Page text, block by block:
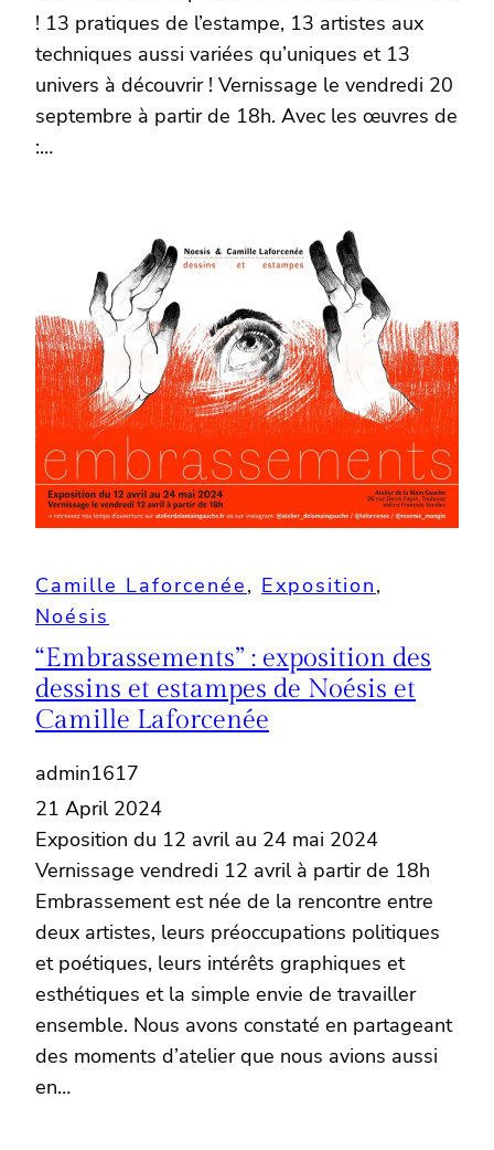
! 13 pratiques de l’estampe, 13 artistes aux
techniques aussi variées qu’uniques et 13
univers à découvrir ! Vernissage le vendredi 20
septembre à partir de 18h. Avec les œuvres de
:…
Camille Laforcenée, Exposition
Noésis
“Embrassements” : exposition des
dessins et estampes de Noésis et
Camille Laforcenée
admin1617
21 April 2024
Exposition du 12 avril au 24 mai 2024
Vernissage vendredi 12 avril à partir de 18h
Embrassement est née de la rencontre entre
deux artistes, leurs préoccupations politiques
et poétiques, leurs intérêts graphiques et
esthétiques et la simple envie de travailler
ensemble. Nous avons constaté en partageant
des moments d’atelier que nous avions aussi
en…